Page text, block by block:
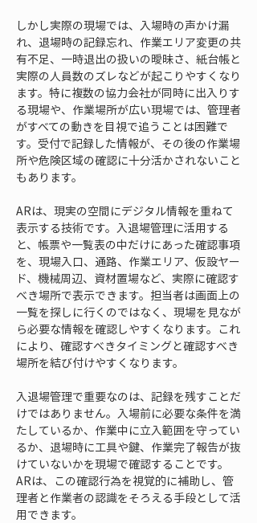
しかし実際の現場では、入場時の声かけ漏
れ、退場時の記録忘れ、作業エリア変更の共
有不足、一時退出の扱いの曖昧さ、紙台帳と
実際の人員数のズレなどが起こりやすくなり
ます。特に複数の協力会社が同時に出入りす
る現場や、作業場所が広い現場では、管理者
がすべての動きを目視で追うことは困難で
す。受付で記録した情報が、その後の作業場
所や危険区域の確認に十分活かされないこと
もあります。
ARは、現実の空間にデジタル情報を重ねて
表示する技術です。入退場管理に活用する
と、帳票や一覧表の中だけにあった確認事項
を、現場入口、通路、作業エリア、仮設ヤー
ド、機械周辺、資材置場など、実際に確認す
べき場所で表示できます。担当者は画面上の
一覧を探しに行くのではなく、現場を見なが
ら必要な情報を確認しやすくなります。これ
により、確認すべきタイミングと確認すべき
場所を結び付けやすくなります。
入退場管理で重要なのは、記録を残すことだ
けではありません。入場前に必要な条件を満
たしているか、作業中に立入範囲を守ってい
るか、退場時に工具や鍵、作業完了報告が抜
けていないかを現場で確認することです。
ARは、この確認行為を視覚的に補助し、管
理者と作業者の認識をそろえる手段として活
用できます。